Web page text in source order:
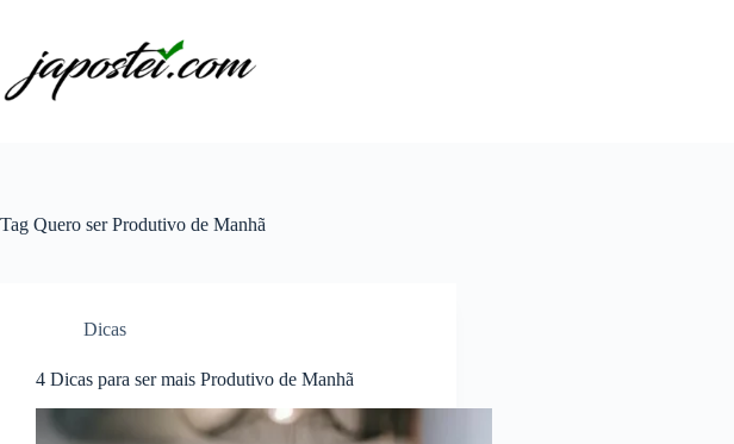
conteúdo
Tag Quero ser Produtivo de Manhã
Dicas
4 Dicas para ser mais Produtivo de Manhã